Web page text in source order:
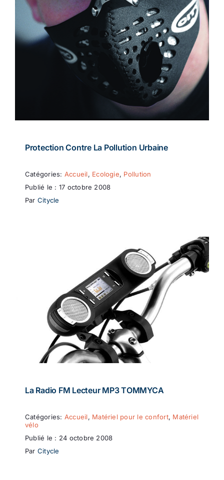
Protection Contre La Pollution Urbaine
Catégories: Accueil, Ecologie, Pollution
Publié le : 17 octobre 2008
Par Citycle
La Radio FM Lecteur MP3 TOMMYCA
Catégories: Accueil, Matériel pour le confort, Matériel
vélo
Publié le : 24 octobre 2008
Par Citycle